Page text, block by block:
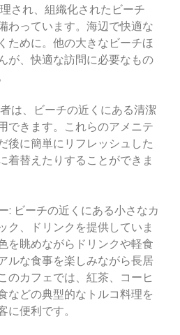
され、組織化されたビーチ
わっています。海辺で快適な
ために。他の大きなビーチほ
が、快適な訪問に必要なもの
は、ビーチの近くにある清潔
できます。これらのアメニテ
後に簡単にリフレッシュした
着替えたりすることができま
: ビーチの近くにある小さなカ
ク、ドリンクを提供していま
を眺めながらドリンクや軽食
ルな食事を楽しみながら長居
のカフェでは、紅茶、コーヒ
などの典型的なトルコ料理を
便利です。